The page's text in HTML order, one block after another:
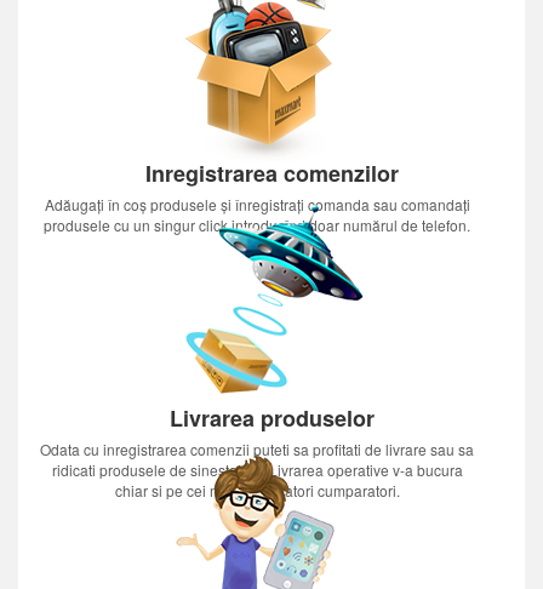
Inregistrarea comenzilor
Adăugați în coș produsele și înregistrați comanda sau comandați
produsele cu un singur click introducînd doar numărul de telefon.
Livrarea produselor
Odata cu inregistrarea comenzii puteti sa profitati de livrare sau sa
ridicati produsele de sinestatator.Livrarea operative v-a bucura
chiar si pe cei mai nerabdatori cumparatori.